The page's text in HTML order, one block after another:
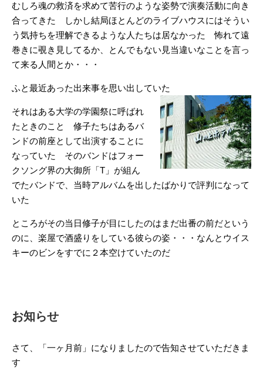
むしろ魂の救済を求めて苦行のような姿勢で演奏活動に向き
合ってきた しかし結局ほとんどのライブハウスにはそうい
う気持ちを理解できるような人たちは居なかった 怖れて遠
巻きに覗き見してるか、とんでもない見当違いなことを言っ
て来る人間とか・・・
ふと最近あった出来事を思い出していた
それはある大学の学園祭に呼ばれ
たときのこと 修子たちはあるバ
ンドの前座として出演することに
なっていた そのバンドはフォー
クソング界の大御所「T」が組ん
でたバンドで、当時アルバムを出したばかりで評判になって
いた
ところがその当日修子が目にしたのはまだ出番の前だという
のに、楽屋で酒盛りをしている彼らの姿・・・なんとウイス
キーのビンをすでに２本空けていたのだ
お知らせ
さて、「一ヶ月前」になりましたので告知させていただきま
す